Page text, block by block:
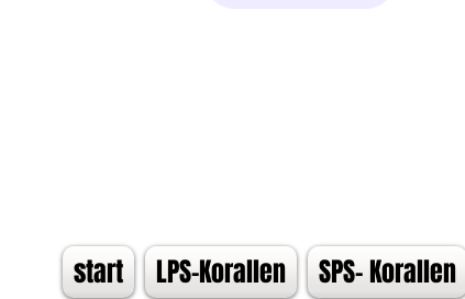
start LPS-Korallen SPS- Korallen